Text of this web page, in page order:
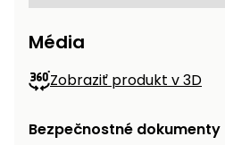
Média
Zobraziť produkt v 3D
Bezpečnostné dokumenty